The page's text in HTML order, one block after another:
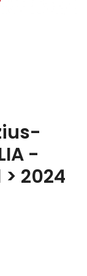
-
> 2024